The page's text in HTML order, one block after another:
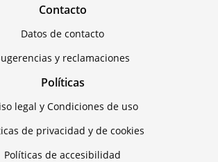
Contacto
Datos de contacto
y reclamaciones
Políticas
legal y Condiciones de uso
de privacidad y de cookies
Políticas de accesibilidad